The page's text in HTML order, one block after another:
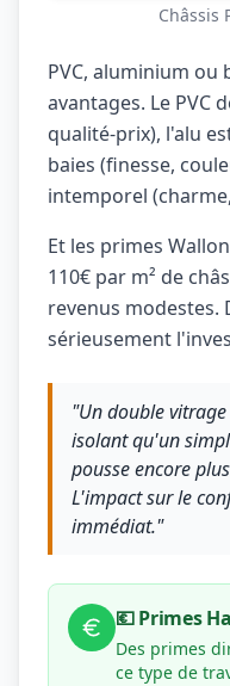
Châssis
PVC, aluminium ou
avantages. Le PVC
qualité-prix), l'alu
baies (finesse,
intemporel
Et les primes
110€ par m² de
revenus modestes.
sérieusement
"Un double
isolant qu'un
pousse encore
L'impact sur le
immédiat."
💶 Primes
Des primes
ce type de